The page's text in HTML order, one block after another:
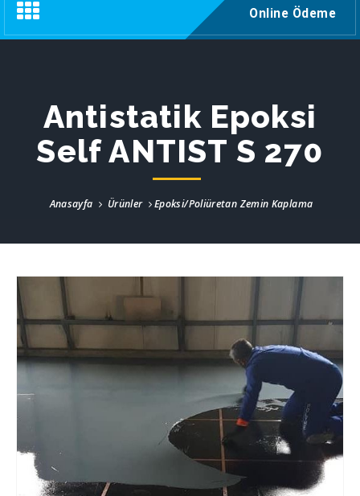
Toggle
navigation
Online Ödeme
Antistatik Epoksi
Self ANTIST S 270
Anasayfa Ürünler Epoksi/Poliüretan Zemin Kaplama